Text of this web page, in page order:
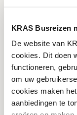
KRAS Busreizen
De website van
cookies. Dit doen
functioneren,
om uw
cookies maken
aanbiedingen te
Terug
8.1 ZEER